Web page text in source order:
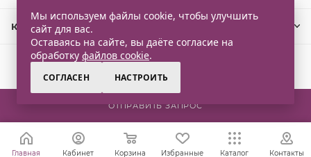
ОТПРАВИТЬ ЗАПРОС
КЛИЕНТАМ
Мы используем файлы cookie, чтобы улучшить
сайт для вас.
Оставаясь на сайте, вы даёте согласие на
обработку файлов cookie.
СОГЛАСЕН НАСТРОИТЬ
Главная Кабинет Корзина Избранные Каталог Контакты